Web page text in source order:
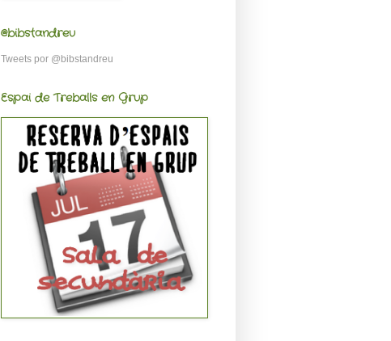
@bibstandreu
Tweets por @bibstandreu
Espai de Treballs en Grup